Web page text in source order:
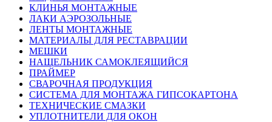
КЛИНЬЯ МОНТАЖНЫЕ
ЛАКИ АЭРОЗОЛЬНЫЕ
ЛЕНТЫ МОНТАЖНЫЕ
МАТЕРИАЛЫ ДЛЯ РЕСТАВРАЦИИ
МЕШКИ
НАЩЕЛЬНИК САМОКЛЕЯЩИЙСЯ
ПРАЙМЕР
СВАРОЧНАЯ ПРОДУКЦИЯ
СИСТЕМА ДЛЯ МОНТАЖА ГИПСОКАРТОНА
ТЕХНИЧЕСКИЕ СМАЗКИ
УПЛОТНИТЕЛИ ДЛЯ ОКОН